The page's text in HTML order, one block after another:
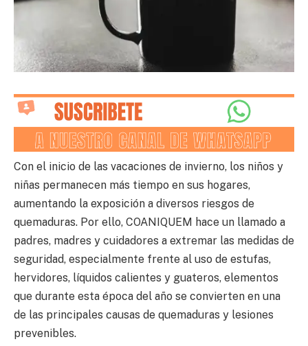
Con el inicio de las vacaciones de invierno, los niños y
niñas permanecen más tiempo en sus hogares,
aumentando la exposición a diversos riesgos de
quemaduras. Por ello, COANIQUEM hace un llamado a
padres, madres y cuidadores a extremar las medidas de
seguridad, especialmente frente al uso de estufas,
hervidores, líquidos calientes y guateros, elementos
que durante esta época del año se convierten en una
de las principales causas de quemaduras y lesiones
prevenibles.